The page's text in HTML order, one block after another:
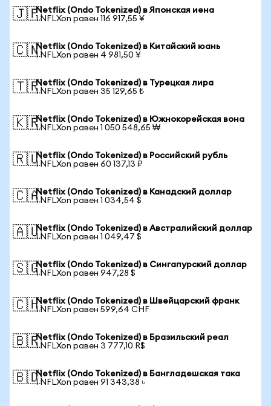
🇯🇵Netflix (Ondo Tokenized) в Японская иена
1 NFLXon равен 116 917,55 ¥
🇨🇳Netflix (Ondo Tokenized) в Китайский юань
1 NFLXon равен 4 981,50 ¥
🇹🇷Netflix (Ondo Tokenized) в Турецкая лира
1 NFLXon равен 35 129,65 ₺
🇰🇷Netflix (Ondo Tokenized) в Южнокорейская вона
1 NFLXon равен 1 050 548,65 ₩
🇷🇺Netflix (Ondo Tokenized) в Российский рубль
1 NFLXon равен 60 137,13 ₽
🇨🇦Netflix (Ondo Tokenized) в Канадский доллар
1 NFLXon равен 1 034,54 $
🇦🇺Netflix (Ondo Tokenized) в Австралийский доллар
1 NFLXon равен 1 049,47 $
🇸🇬Netflix (Ondo Tokenized) в Сингапурский доллар
1 NFLXon равен 947,28 $
🇨🇭Netflix (Ondo Tokenized) в Швейцарский франк
1 NFLXon равен 599,64 CHF
🇧🇷Netflix (Ondo Tokenized) в Бразильский реал
1 NFLXon равен 3 777,10 R$
🇧🇩Netflix (Ondo Tokenized) в Бангладешская така
1 NFLXon равен 91 343,38 ৳